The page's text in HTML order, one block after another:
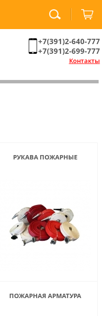
+7(391)2-640-777
+7(391)2-699-777
Контакты
РУКАВА ПОЖАРНЫЕ
ПОЖАРНАЯ АРМАТУРА